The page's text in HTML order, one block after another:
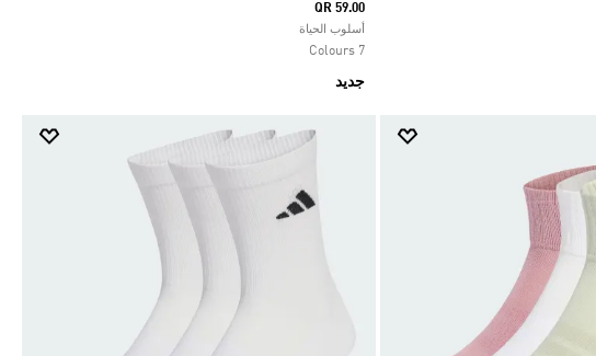
Selected
QR 59.00
أسلوب الحياة
7 Colours
جديد